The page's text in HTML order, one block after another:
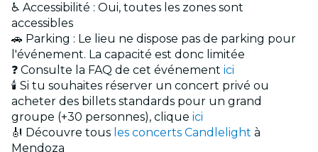
♿ Accessibilité : Oui, toutes les zones sont
accessibles
🚗 Parking : Le lieu ne dispose pas de parking pour
l'événement. La capacité est donc limitée
❓ Consulte la FAQ de cet événement ici
🕯️ Si tu souhaites réserver un concert privé ou
acheter des billets standards pour un grand
groupe (+30 personnes), clique ici
🎻 Découvre tous les concerts Candlelight à
Mendoza